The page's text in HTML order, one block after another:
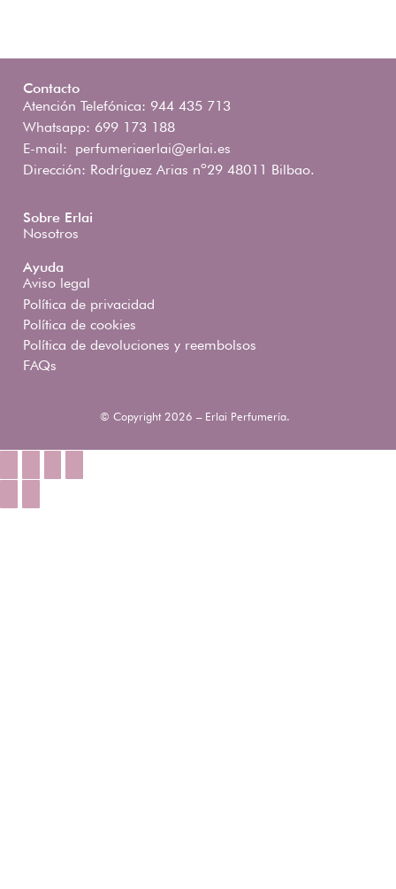
Contacto
Atención Telefónica: 944 435 713
Whatsapp: 699 173 188
E-mail: perfumeriaerlai@erlai.es
Dirección: Rodríguez Arias nº29 48011 Bilbao.
Sobre Erlai
Nosotros
Ayuda
Aviso legal
Política de privacidad
Política de cookies
Política de devoluciones y reembolsos
FAQs
© Copyright 2026 – Erlai Perfumería.